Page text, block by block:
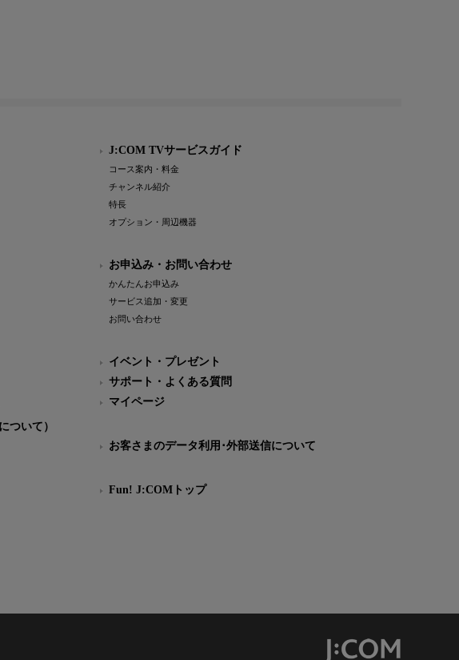
ついて）
J:COM TVサービスガイド
コース案内・料金
チャンネル紹介
特長
オプション・周辺機器
お申込み・お問い合わせ
かんたんお申込み
サービス追加・変更
お問い合わせ
イベント・プレゼント
サポート・よくある質問
マイページ
お客さまのデータ利用･外部送信について
Fun! J:COMトップ